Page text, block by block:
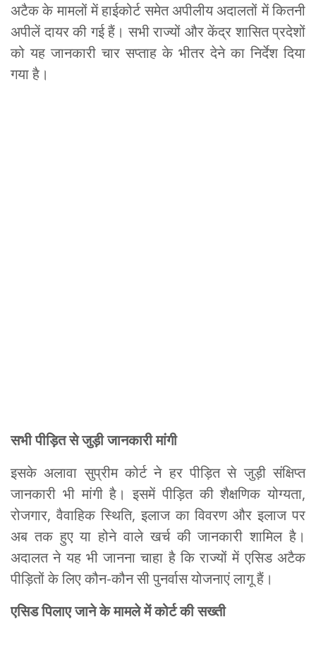
अटैक के मामलों में हाईकोर्ट समेत अपीलीय अदालतों में कितनी
अपीलें दायर की गई हैं। सभी राज्यों और केंद्र शासित प्रदेशों
को यह जानकारी चार सप्ताह के भीतर देने का निर्देश दिया
गया है।
सभी पीड़ित से जुड़ी जानकारी मांगी
इसके अलावा सुप्रीम कोर्ट ने हर पीड़ित से जुड़ी संक्षिप्त
जानकारी भी मांगी है। इसमें पीड़ित की शैक्षणिक योग्यता,
रोजगार, वैवाहिक स्थिति, इलाज का विवरण और इलाज पर
अब तक हुए या होने वाले खर्च की जानकारी शामिल है।
अदालत ने यह भी जानना चाहा है कि राज्यों में एसिड अटैक
पीड़ितों के लिए कौन-कौन सी पुनर्वास योजनाएं लागू हैं।
एसिड पिलाए जाने के मामले में कोर्ट की सख्ती